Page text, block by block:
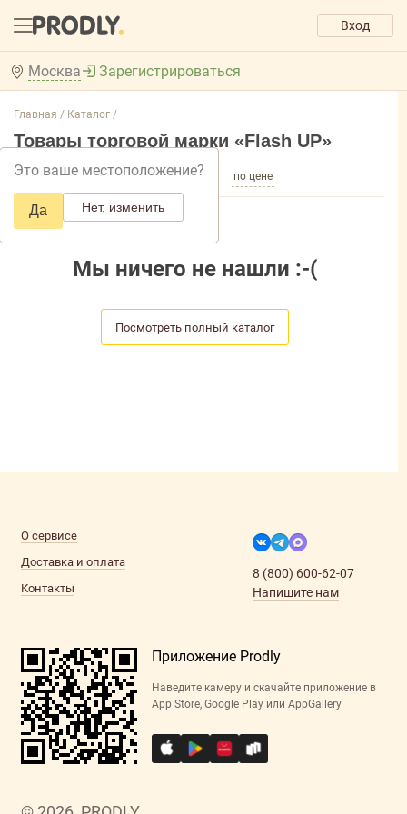
Вход
Москва
Это ваше местоположение?
Да Нет, изменить
Зарегистрироваться
Главная / Каталог /
Товары торговой марки «Flash UP»
по популярности по названию по цене
Мы ничего не нашли :-(
Посмотреть полный каталог
О сервисе
Доставка и оплата
Контакты
8 (800) 600-62-07
Напишите нам
Приложение Prodly
Наведите камеру и скачайте приложение в
App Store, Google Play или AppGallery